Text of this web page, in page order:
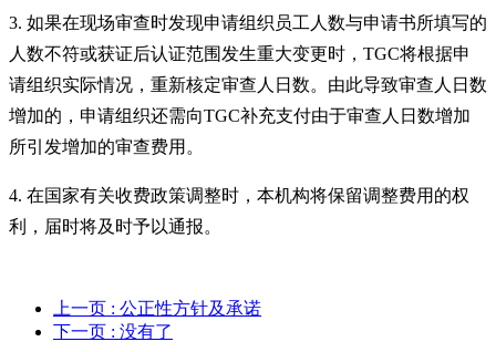
3. 如果在现场审查时发现申请组织员工人数与申请书所填写的
人数不符或获证后认证范围发生重大变更时，TGC将根据申
请组织实际情况，重新核定审查人日数。由此导致审查人日数
增加的，申请组织还需向TGC补充支付由于审查人日数增加
所引发增加的审查费用。
4. 在国家有关收费政策调整时，本机构将保留调整费用的权
利，届时将及时予以通报。
上一页 : 公正性方针及承诺
下一页 : 没有了